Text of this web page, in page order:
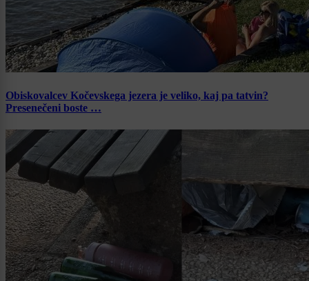
Obiskovalcev Kočevskega jezera je veliko, kaj pa tatvin?
Presenečeni boste …